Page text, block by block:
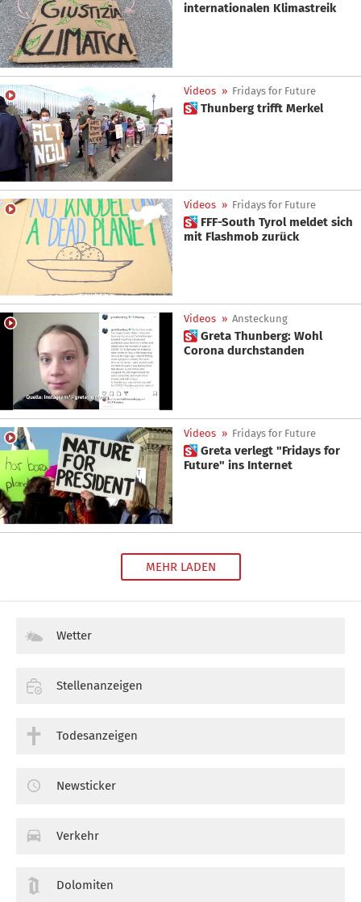
internationalen Klimastreik
Videos » Fridays for Future
 Thunberg trifft Merkel
Videos » Fridays for Future
 FFF-South Tyrol meldet sich
mit Flashmob zurück
Videos » Ansteckung
 Greta Thunberg: Wohl
Corona durchstanden
Videos » Fridays for Future
 Greta verlegt "Fridays for
Future" ins Internet
MEHR LADEN
Wetter
Stellenanzeigen
Todesanzeigen
Newsticker
Verkehr
Dolomiten